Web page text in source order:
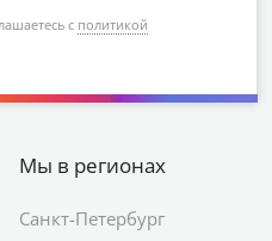
с политикой
Мы в регионах
Санкт-Петербург